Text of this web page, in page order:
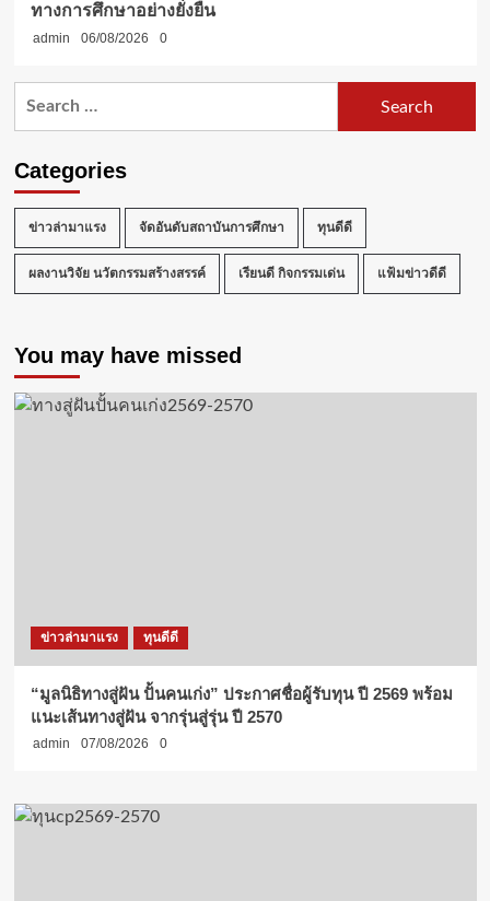
ทางการศึกษาอย่างยั่งยืน
admin 06/08/2026 0
Categories
ข่าวล่ามาแรง จัดอันดับสถาบันการศึกษา ทุนดีดี
ผลงานวิจัย นวัตกรรมสร้างสรรค์ เรียนดี กิจกรรมเด่น แฟ้มข่าวดีดี
You may have missed
ข่าวล่ามาแรง ทุนดีดี
“มูลนิธิทางสู่ฝัน ปั้นคนเก่ง” ประกาศชื่อผู้รับทุน ปี 2569 พร้อม
แนะเส้นทางสู่ฝัน จากรุ่นสู่รุ่น ปี 2570
admin 07/08/2026 0